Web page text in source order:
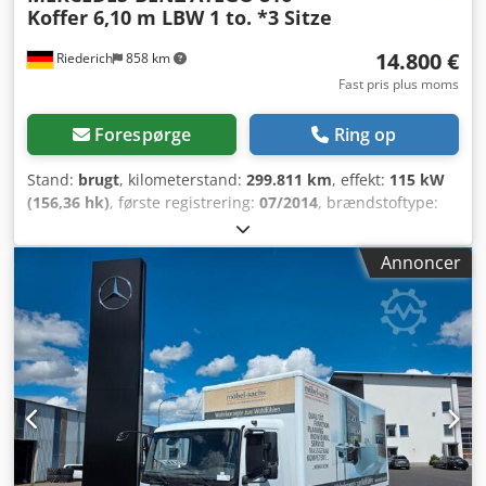
Riederich 858 km
Koffer 6,10 m LBW 1 to. *3 Sitze
14.800 €
Fast pris plus moms
Forespørge Ring op
Stand: brugt, kilometerstand: 299.811 km, effekt: 115 kW
(156,36 hk), første registrering: 07/2014, brændstoftype:
7.490 kg, næste syn (TÜV):
farve:hvid, geartype:mekanisk, emissionsklasse:Euro 5,
antal sæder:
, lastepladsvolumen:
, længde af
6.100 mm
lastepladshøjde:
, Udstyr:
ABS, bagklap med lift, ATEGO 816 varevogn, 6,10 m, med
lift, 1 ton. * Køretøjsnummer til kundehenvendelser: 4771
* Lift * BlueTec 5 (Euro V) * Midtersæde med
sikkerhedssele * Blokeringsfrit bremsesystem (ABS) *
Førersæde, standard, affjedret, Isringhausen * Gearkasse
G 56-6/6,29-0,78 * Motor, start-/stop-system * Fartpilot *
AdBlue-tank, 35 l * Sidespejle, elektriske, førerside *
Annoncer